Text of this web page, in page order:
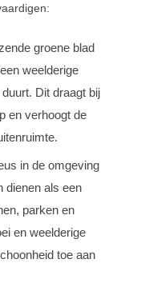
groene blad
weelderige
Dit draagt bij
en verhoogt de
in de omgeving
dienen als een
parken en
en weelderige
toe aan